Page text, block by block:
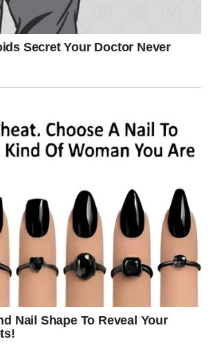
menja sve.
SE VRAĆA NA
Poruka koju dobijate ili šaljete ima
je to prilika za pomirenje, možda
da verujete u čuda. Ljubav vas
čak i u naizgled običnom danu.
– IZMEĐU DVE
unutrašnju dilemu. Srce i razum
koja stiže može vas naterati da se